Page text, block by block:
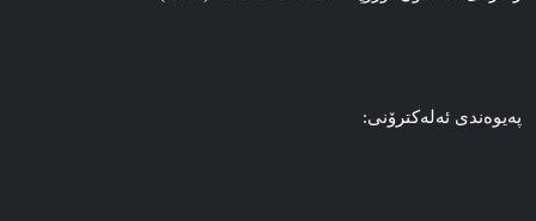
په‌یوه‌ندی ئه‌له‌کترۆنی: